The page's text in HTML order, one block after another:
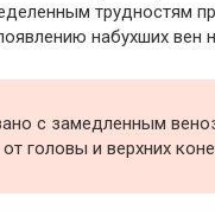
трудностям
набухших вен
с замедленным
головы и верхних